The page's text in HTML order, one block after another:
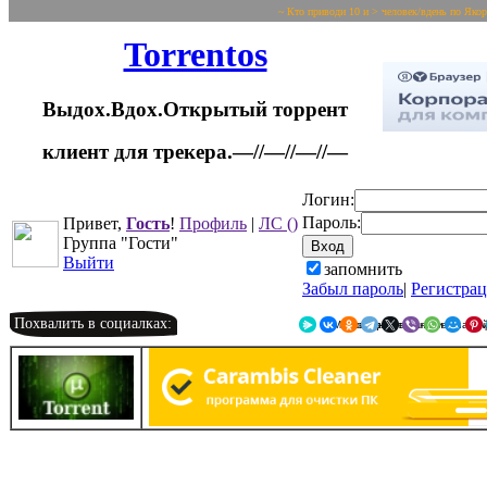
~ Кто приводи 10 и > человек/вдень по
Torrentos
Выдох.Вдох.Открытый торрент
клиент для трекера.—//—//—//—
Привет, Гость! Профиль | ЛС ()
Группа "Гости"
Выйти
Логин:
Пароль:
запомнить
Забыл пароль|
Похвалить в социалках: Я.Мессенджер